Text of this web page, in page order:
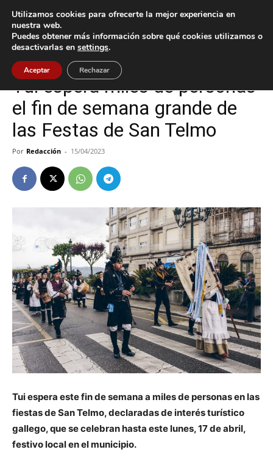
Inicio Cultura / Ocio
Cultura / Ocio Tui
Tui espera miles de personas
el fin de semana grande de
las Festas de San Telmo
Por Redacción - 15/04/2023
Tui espera este fin de semana a miles de personas en las
fiestas de San Telmo, declaradas de interés turístico
gallego, que se celebran hasta este lunes, 17 de abril,
festivo local en el municipio.
Utilizamos cookies para ofrecerte la mejor experiencia en
nuestra web.
Puedes obtener más información sobre qué cookies utilizamos o
desactivarlas en settings.
Aceptar Rechazar